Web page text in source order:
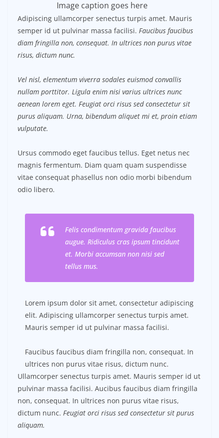
Image caption goes here
Adipiscing ullamcorper senectus turpis amet. Mauris
semper id ut pulvinar massa facilisi. Faucibus faucibus
diam fringilla non, consequat. In ultrices non purus vitae
risus, dictum nunc.
Vel nisl, elementum viverra sodales euismod convallis
nullam porttitor. Ligula enim nisi varius ultrices nunc
aenean lorem eget. Feugiat orci risus sed consectetur sit
purus aliquam. Urna, bibendum aliquet mi et, proin etiam
vulputate.
Ursus commodo eget faucibus tellus. Eget netus nec
magnis fermentum. Diam quam quam suspendisse
vitae consequat phasellus non odio morbi bibendum
odio libero.
Felis condimentum gravida faucibus
augue. Ridiculus cras ipsum tincidunt
et. Morbi accumsan non nisi sed
tellus mus.
Lorem ipsum dolor sit amet, consectetur adipiscing
elit. Adipiscing ullamcorper senectus turpis amet.
Mauris semper id ut pulvinar massa facilisi.
Faucibus faucibus diam fringilla non, consequat. In
ultrices non purus vitae risus, dictum nunc.
Ullamcorper senectus turpis amet. Mauris semper id ut
pulvinar massa facilisi. Aucibus faucibus diam fringilla
non, consequat. In ultrices non purus vitae risus,
dictum nunc. Feugiat orci risus sed consectetur sit purus
aliquam.